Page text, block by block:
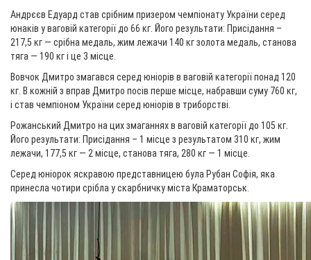
Андрєєв Едуард став срібним призером чемпіонату України серед
юнаків у ваговій категорії до 66 кг. Його результати: Присідання –
217,5 кг — срібна медаль, жим лежачи 140 кг золота медаль, станова
тяга — 190 кг і це 3 місце.
Вовчок Дмитро змагався серед юніорів в ваговій категорії понад 120
кг. В кожній з вправ Дмитро посів перше місце, набравши суму 760 кг,
і став чемпіоном України серед юніорів в триборстві.
Рожанський Дмитро на цих змаганнях в ваговій категорії до 105 кг.
Його результати: Присідання – 1 місце з результатом 310 кг, жим
лежачи, 177,5 кг — 2 місце, станова тяга, 280 кг — 1 місце.
Серед юніорок яскравою представницею була Рубан Софія, яка
принесла чотири срібла у скарбничку міста Краматорськ.